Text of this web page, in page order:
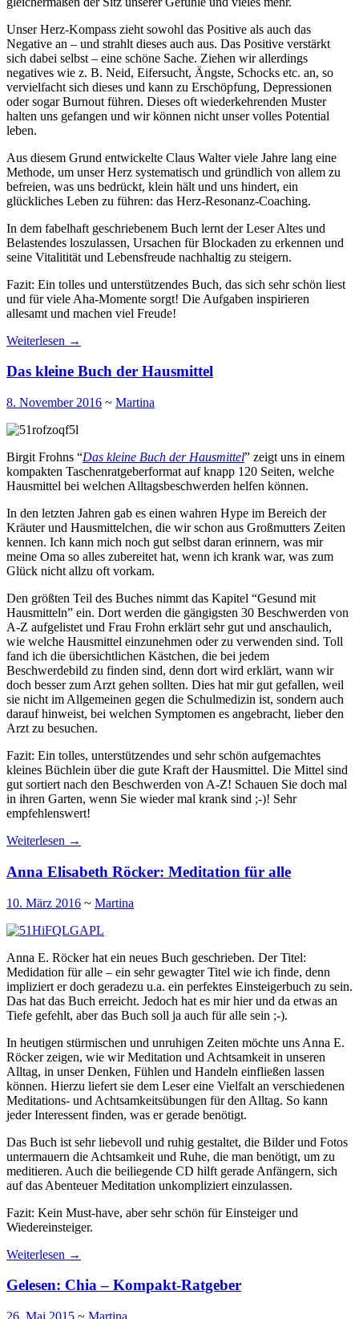
Unser Herz-Kompass zieht sowohl das Positive als auch das
Negative an – und strahlt dieses auch aus. Das Positive verstärkt
sich dabei selbst – eine schöne Sache. Ziehen wir allerdings
negatives wie z. B. Neid, Eifersucht, Ängste, Schocks etc. an, so
vervielfacht sich dieses und kann zu Erschöpfung, Depressionen
oder sogar Burnout führen. Dieses oft wiederkehrenden Muster
halten uns gefangen und wir können nicht unser volles Potential
leben.
Aus diesem Grund entwickelte Claus Walter viele Jahre lang eine
Methode, um unser Herz systematisch und gründlich von allem zu
befreien, was uns bedrückt, klein hält und uns hindert, ein
glückliches Leben zu führen: das Herz-Resonanz-Coaching.
In dem fabelhaft geschriebenem Buch lernt der Leser Altes und
Belastendes loszulassen, Ursachen für Blockaden zu erkennen und
seine Vitalitität und Lebensfreude nachhaltig zu steigern.
Fazit: Ein tolles und unterstützendes Buch, das sich sehr schön liest
und für viele Aha-Momente sorgt! Die Aufgaben inspirieren
allesamt und machen viel Freude!
Weiterlesen →
Das kleine Buch der Hausmittel
8. November 2016 ~ Martina
Birgit Frohns “Das kleine Buch der Hausmittel” zeigt uns in einem
kompakten Taschenratgeberformat auf knapp 120 Seiten, welche
Hausmittel bei welchen Alltagsbeschwerden helfen können.
In den letzten Jahren gab es einen wahren Hype im Bereich der
Kräuter und Hausmittelchen, die wir schon aus Großmutters Zeiten
kennen. Ich kann mich noch gut selbst daran erinnern, was mir
meine Oma so alles zubereitet hat, wenn ich krank war, was zum
Glück nicht allzu oft vorkam.
Den größten Teil des Buches nimmt das Kapitel “Gesund mit
Hausmitteln” ein. Dort werden die gängigsten 30 Beschwerden von
A-Z aufgelistet und Frau Frohn erklärt sehr gut und anschaulich,
wie welche Hausmittel einzunehmen oder zu verwenden sind. Toll
fand ich die übersichtlichen Kästchen, die bei jedem
Beschwerdebild zu finden sind, denn dort wird erklärt, wann wir
doch besser zum Arzt gehen sollten. Dies hat mir gut gefallen, weil
sie nicht im Allgemeinen gegen die Schulmedizin ist, sondern auch
darauf hinweist, bei welchen Symptomen es angebracht, lieber den
Arzt zu besuchen.
Fazit: Ein tolles, unterstützendes und sehr schön aufgemachtes
kleines Büchlein über die gute Kraft der Hausmittel. Die Mittel sind
gut sortiert nach den Beschwerden von A-Z! Schauen Sie doch mal
in ihren Garten, wenn Sie wieder mal krank sind ;-)! Sehr
empfehlenswert!
Weiterlesen →
Anna Elisabeth Röcker: Meditation für alle
10. März 2016 ~ Martina
Anna E. Röcker hat ein neues Buch geschrieben. Der Titel:
Medidation für alle – ein sehr gewagter Titel wie ich finde, denn
impliziert er doch geradezu u.a. ein perfektes Einsteigerbuch zu sein.
Das hat das Buch erreicht. Jedoch hat es mir hier und da etwas an
Tiefe gefehlt, aber das Buch soll ja auch für alle sein ;-).
In heutigen stürmischen und unruhigen Zeiten möchte uns Anna E.
Röcker zeigen, wie wir Meditation und Achtsamkeit in unseren
Alltag, in unser Denken, Fühlen und Handeln einfließen lassen
können. Hierzu liefert sie dem Leser eine Vielfalt an verschiedenen
Meditations- und Achtsamkeitsübungen für den Alltag. So kann
jeder Interessent finden, was er gerade benötigt.
Das Buch ist sehr liebevoll und ruhig gestaltet, die Bilder und Fotos
untermauern die Achtsamkeit und Ruhe, die man benötigt, um zu
meditieren. Auch die beiliegende CD hilft gerade Anfängern, sich
auf das Abenteuer Meditation unkompliziert einzulassen.
Fazit: Kein Must-have, aber sehr schön für Einsteiger und
Wiedereinsteiger.
Weiterlesen →
Gelesen: Chia – Kompakt-Ratgeber
26. Mai 2015 ~ Martina